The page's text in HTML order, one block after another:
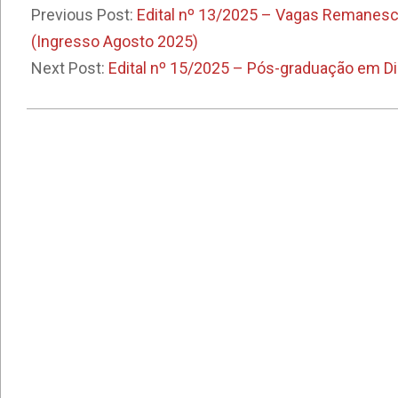
05-
02
Previous Post: Edital nº 13/2025 – Vagas
(Ingresso Agosto 2025)
Next Post: Edital nº 15/2025 – Pós-graduação em